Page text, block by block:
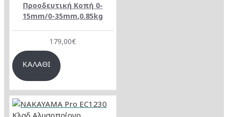
Προοδευτική Κοπή 0-
15mm/0-35mm,0.85kg
179,00€
ΚΑΛΆΘΙ